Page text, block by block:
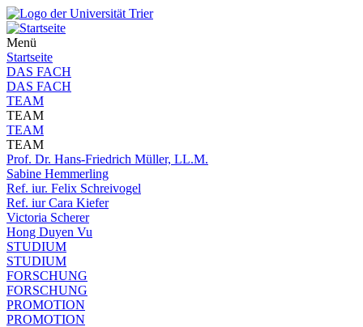
Menü
Startseite
DAS FACH
DAS FACH
TEAM
TEAM
TEAM
TEAM
Prof. Dr. Hans-Friedrich Müller, LL.M.
Sabine Hemmerling
Ref. iur. Felix Schreivogel
Ref. iur Cara Kiefer
Victoria Scherer
Hong Duyen Vu
STUDIUM
STUDIUM
FORSCHUNG
FORSCHUNG
PROMOTION
PROMOTION